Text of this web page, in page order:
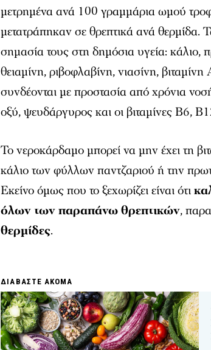
μετρημένα ανά 100 γραμμάρια ωμού
μετατράπηκαν σε θρεπτικά ανά θερμίδα.
σημασία τους στη δημόσια υγεία: κάλιο,
θειαμίνη, ριβοφλαβίνη, νιασίνη,
συνδέονται με προστασία από χρόνια
οξύ, ψευδάργυρος και οι βιταμίνες Β6,
Το νεροκάρδαμο μπορεί να μην έχει τη
κάλιο των φύλλων παντζαριού ή την
Εκείνο όμως που το ξεχωρίζει είναι ότι
όλων των παραπάνω θρεπτικών,
θερμίδες.
ΔΙΑΒΑΣΤΕ ΑΚΟΜΑ